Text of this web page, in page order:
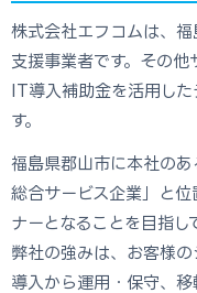
株式会社エフコムは、
支援事業者です。その他
IT導入補助金を活用し
す。
福島県郡⼭市に本社の
総合サービス企業」と位
ナーとなることを⽬指し
弊社の強みは、お客様の
導⼊から運⽤・保守、